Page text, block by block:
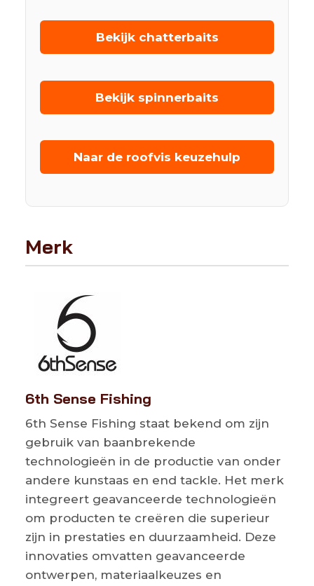
Bekijk chatterbaits
Bekijk spinnerbaits
Naar de roofvis keuzehulp
Merk
6th Sense Fishing
6th Sense Fishing staat bekend om zijn
gebruik van baanbrekende
technologieën in de productie van onder
andere kunstaas en end tackle. Het merk
integreert geavanceerde technologieën
om producten te creëren die superieur
zijn in prestaties en duurzaamheid. Deze
innovaties omvatten geavanceerde
ontwerpen, materiaalkeuzes en